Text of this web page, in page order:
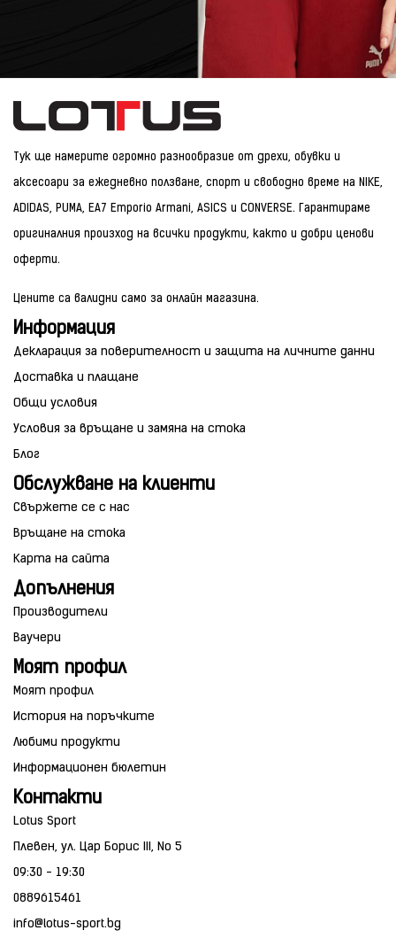
Тук ще намерите огромно разнообразие от дрехи, обувки и
аксесоари за ежедневно ползване, спорт и свободно време на NIKE,
ADIDAS, PUMA, EA7 Emporio Armani, ASICS и CONVERSE. Гарантираме
оригиналния произход на всички продукти, както и добри ценови
оферти.
Цените са валидни само за онлайн магазина.
Информация
Декларация за поверителност и защита на личните данни
Доставка и плащане
Общи условия
Условия за връщане и замяна на стока
Блог
Обслужване на клиенти
Свържете се с нас
Връщане на стока
Карта на сайта
Допълнения
Производители
Ваучери
Моят профил
Моят профил
История на поръчките
Любими продукти
Информационен бюлетин
Контакти
Lotus Sport
Плевен, ул. Цар Борис III, No 5
09:30 - 19:30
0889615461
info@lotus-sport.bg